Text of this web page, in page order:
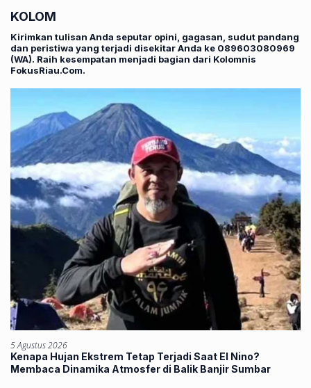
KOLOM
Kirimkan tulisan Anda seputar opini, gagasan, sudut pandang
dan peristiwa yang terjadi disekitar Anda ke 089603080969
(WA). Raih kesempatan menjadi bagian dari Kolomnis
FokusRiau.Com.
5 Agustus 2026
Kenapa Hujan Ekstrem Tetap Terjadi Saat El Nino?
Membaca Dinamika Atmosfer di Balik Banjir Sumbar